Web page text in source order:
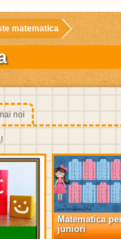
matematica
noi
Matematica
juniori